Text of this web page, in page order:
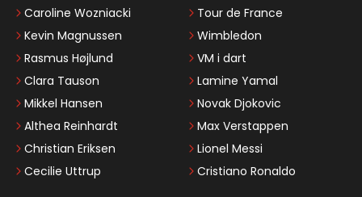
Caroline Wozniacki
Kevin Magnussen
Rasmus Højlund
Clara Tauson
Mikkel Hansen
Althea Reinhardt
Christian Eriksen
Cecilie Uttrup
Tour de France
Wimbledon
VM i dart
Lamine Yamal
Novak Djokovic
Max Verstappen
Lionel Messi
Cristiano Ronaldo